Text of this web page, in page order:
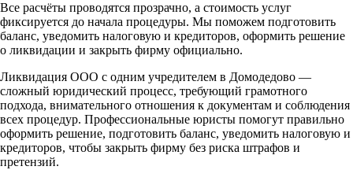
Все расчёты проводятся прозрачно, а стоимость услуг
фиксируется до начала процедуры. Мы поможем подготовить
баланс, уведомить налоговую и кредиторов, оформить решение
о ликвидации и закрыть фирму официально.
Ликвидация ООО с одним учредителем в Домодедово —
сложный юридический процесс, требующий грамотного
подхода, внимательного отношения к документам и соблюдения
всех процедур. Профессиональные юристы помогут правильно
оформить решение, подготовить баланс, уведомить налоговую и
кредиторов, чтобы закрыть фирму без риска штрафов и
претензий.